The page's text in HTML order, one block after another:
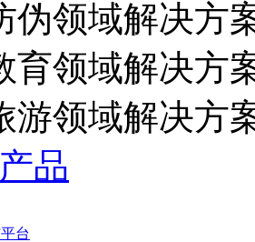
伪领域解决方
育领域解决方
游领域解决方
品
台